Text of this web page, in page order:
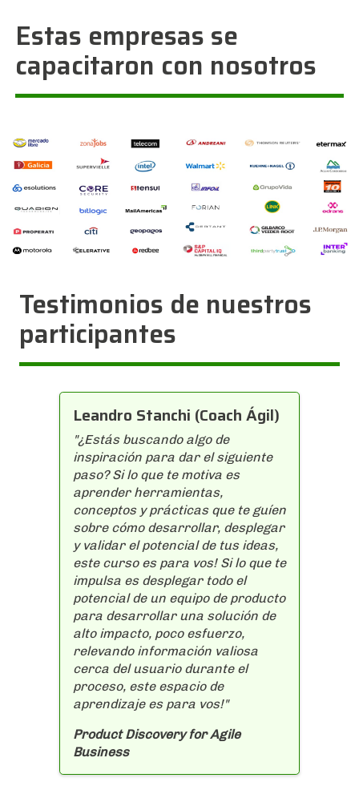
Estas empresas se
capacitaron con nosotros
Testimonios de nuestros
participantes
Leandro Stanchi (Coach Ágil)
"¿Estás buscando algo de
inspiración para dar el siguiente
paso? Si lo que te motiva es
aprender herramientas,
conceptos y prácticas que te guíen
sobre cómo desarrollar, desplegar
y validar el potencial de tus ideas,
este curso es para vos! Si lo que te
impulsa es desplegar todo el
potencial de un equipo de producto
para desarrollar una solución de
alto impacto, poco esfuerzo,
relevando información valiosa
cerca del usuario durante el
proceso, este espacio de
aprendizaje es para vos!"
Product Discovery for Agile
Business